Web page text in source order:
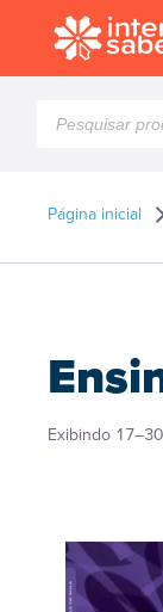
produtos
Página inicial
Exibindo